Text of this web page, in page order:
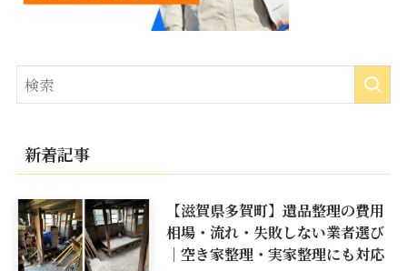
新着記事
【滋賀県多賀町】遺品整理の費用
相場・流れ・失敗しない業者選び
｜空き家整理・実家整理にも対応